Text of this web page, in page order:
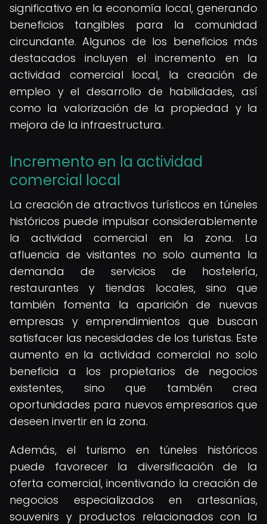
significativo en la economía local, generando
beneficios tangibles para la comunidad
circundante. Algunos de los beneficios más
destacados incluyen el incremento en la
actividad comercial local, la creación de
empleo y el desarrollo de habilidades, así
como la valorización de la propiedad y la
mejora de la infraestructura.
Incremento en la actividad
comercial local
La creación de atractivos turísticos en túneles
históricos puede impulsar considerablemente
la actividad comercial en la zona. La
afluencia de visitantes no solo aumenta la
demanda de servicios de hostelería,
restaurantes y tiendas locales, sino que
también fomenta la aparición de nuevas
empresas y emprendimientos que buscan
satisfacer las necesidades de los turistas. Este
aumento en la actividad comercial no solo
beneficia a los propietarios de negocios
existentes, sino que también crea
oportunidades para nuevos empresarios que
deseen invertir en la zona.
Además, el turismo en túneles históricos
puede favorecer la diversificación de la
oferta comercial, incentivando la creación de
negocios especializados en artesanías,
souvenirs y productos relacionados con la